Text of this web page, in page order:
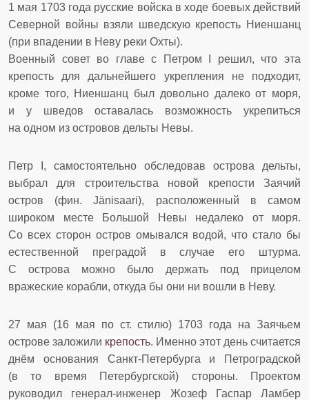
1 мая 1703 года русские войска в ходе боевых действий
Северной войны взяли шведскую крепость Ниеншанц
(при впадении в Неву реки Охты).
Военный совет во главе с Петром I решил, что эта
крепость для дальнейшего укрепления не подходит,
кроме того, Ниеншанц был довольно далеко от моря,
и у шведов оставалась возможность укрепиться
на одном из островов дельты Невы.
Петр I, самостоятельно обследовав острова дельты,
выбрал для строительства новой крепости Заячий
остров (фин. Jänisaari), расположенный в самом
широком месте Большой Невы недалеко от моря.
Со всех сторон остров омывался водой, что стало бы
естественной преградой в случае его штурма.
С острова можно было держать под прицелом
вражеские корабли, откуда бы они ни вошли в Неву.
27 мая (16 мая по ст. стилю) 1703 года на Заячьем
острове заложили крепость. Именно этот день считается
днём основания Санкт-Петербурга и Петроградской
(в то время Петербургской) стороны. Проектом
руководил генерал-инженер Жозеф Гаспар Ламбер